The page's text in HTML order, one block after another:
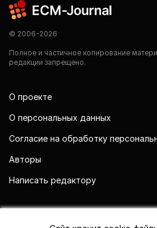
© 2006-2026
Полное и частичное копирование
редакции запрещено.
О проекте
О персональных данных
Согласие на обработку
Авторы
Написать редактору